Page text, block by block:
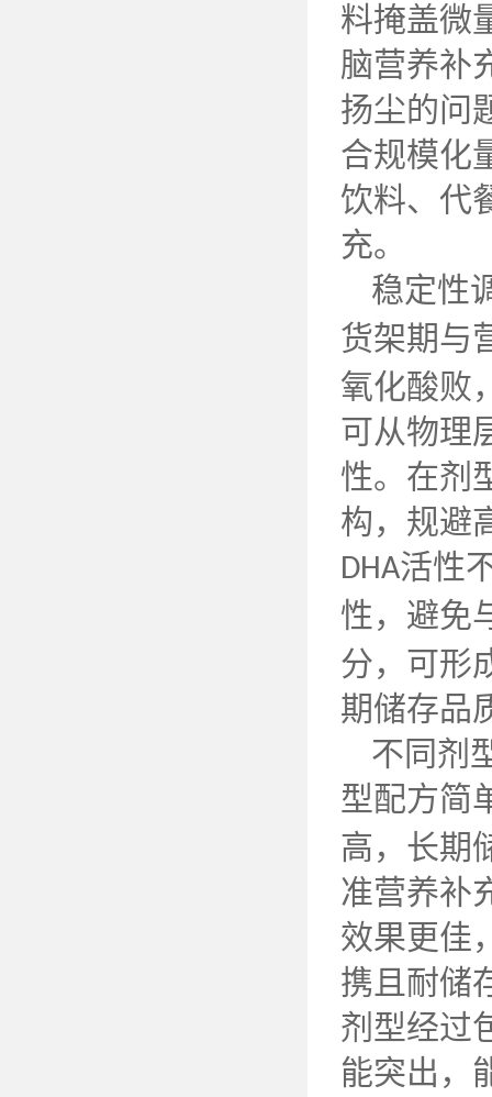
料掩盖微
脑营养补
扬尘的问
合规模化
饮料、代
充。
稳定性
货架期与
氧化酸败
可从物理
性。在剂
构，规避
DHA活性
性，避免
分，可形
期储存品
不同剂
型配方简
高，长期
准营养补
效果更佳
携且耐储
剂型经过
能突出，